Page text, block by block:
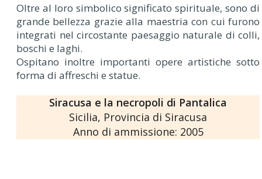
Oltre al loro simbolico significato spirituale, sono di
grande bellezza grazie alla maestria con cui furono
integrati nel circostante paesaggio naturale di colli,
boschi e laghi.
Ospitano inoltre importanti opere artistiche sotto
forma di affreschi e statue.
Siracusa e la necropoli di Pantalica
Sicilia, Provincia di Siracusa
Anno di ammissione: 2005